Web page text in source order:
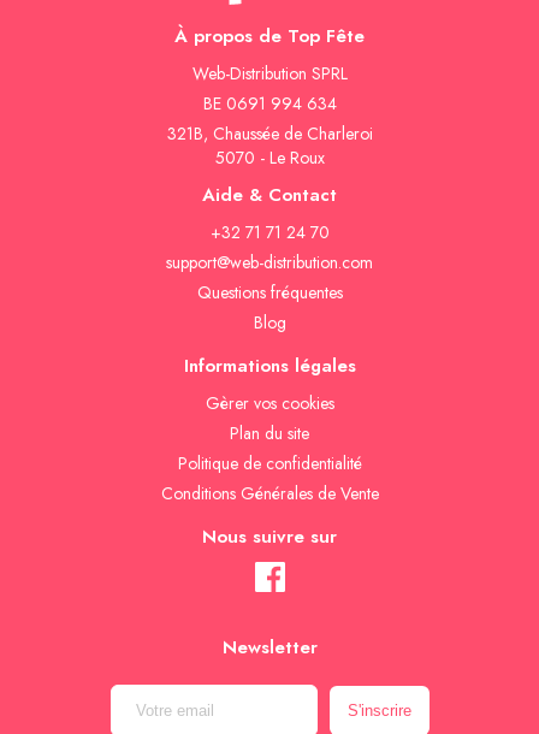
À propos de Top Fête
Web-Distribution SPRL
BE 0691 994 634
321B, Chaussée de Charleroi
5070 - Le Roux
Aide & Contact
+32 71 71 24 70
support@web-distribution.com
Questions fréquentes
Blog
Informations légales
Gèrer vos cookies
Plan du site
Politique de confidentialité
Conditions Générales de Vente
Nous suivre sur
Newsletter